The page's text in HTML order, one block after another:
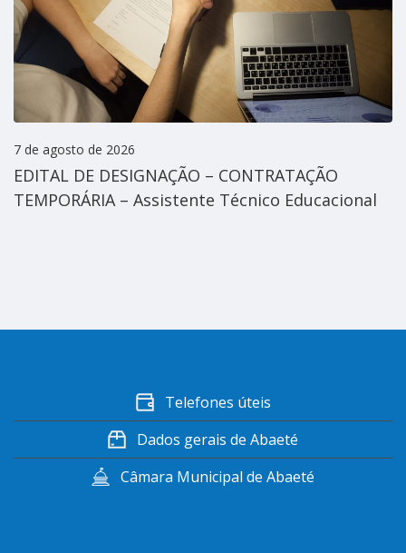
EDITAL DE DESIGNAÇÃO – CONTRATAÇÃO
TEMPORÁRIA – Assistente Técnico Educacional
7 de agosto de 2026
Telefones úteis
Dados gerais de Abaeté
Câmara Municipal de Abaeté